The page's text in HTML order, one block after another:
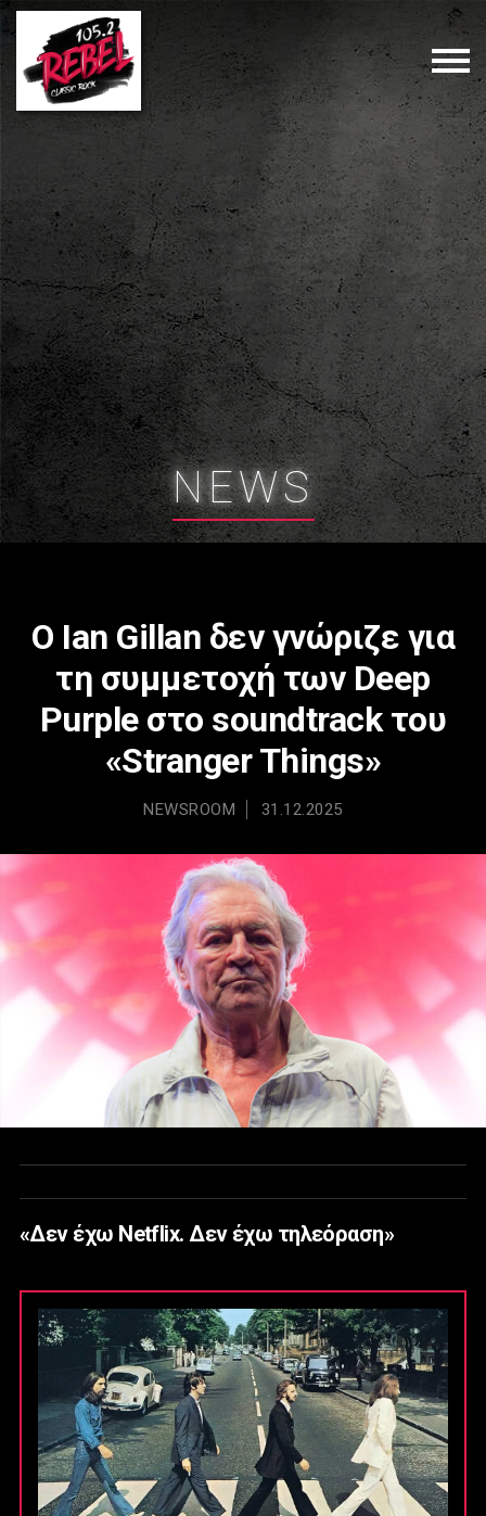
NEWS
Ο Ian Gillan δεν γνώριζε για
τη συμμετοχή των Deep
Purple στο soundtrack του
«Stranger Things»
NEWSROOM 31.12.2025
«Δεν έχω Netflix. Δεν έχω τηλεόραση»